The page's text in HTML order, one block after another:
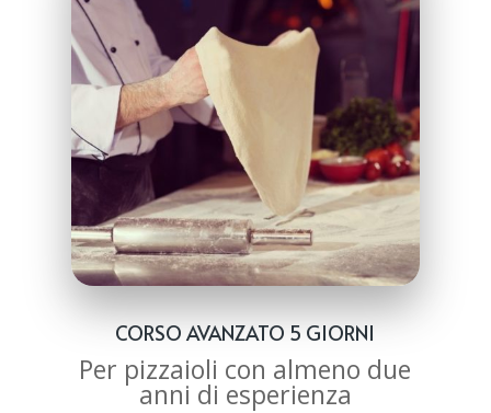
CORSO AVANZATO 5 GIORNI
Per pizzaioli con almeno due
anni di esperienza